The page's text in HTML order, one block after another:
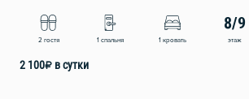
2 гостя 1 спальня 1 кровать
8/9
этаж
2 100₽ в сутки